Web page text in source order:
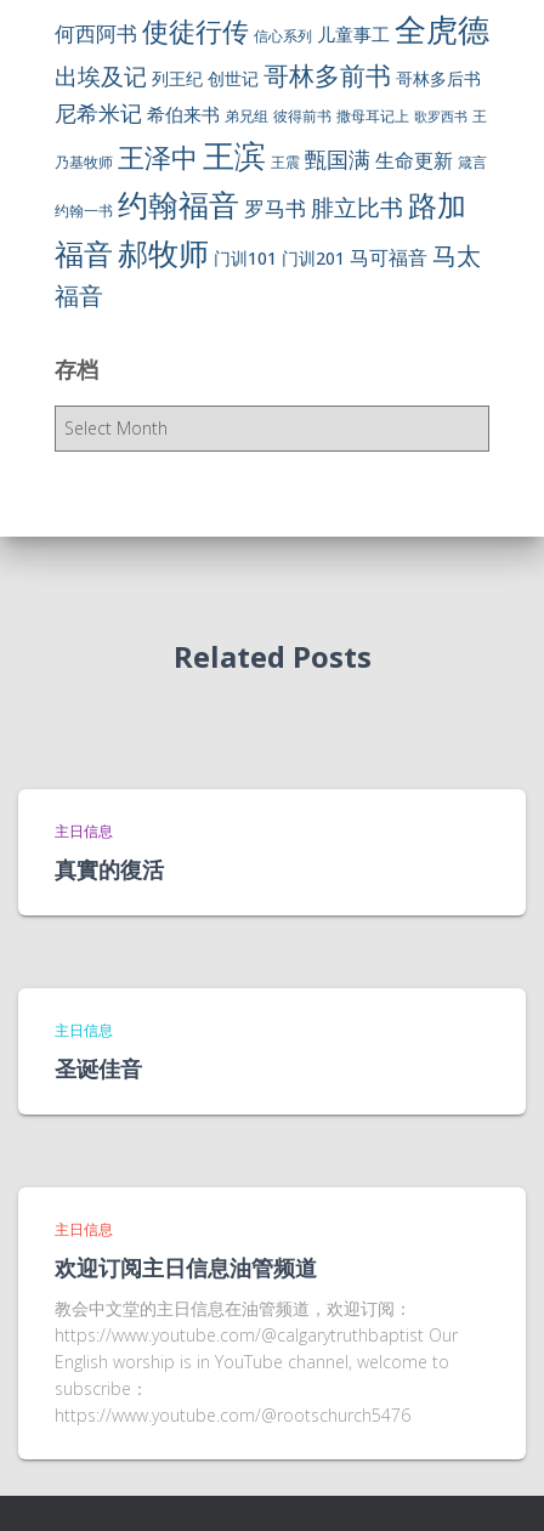
何西阿书 使徒行传 信心系列 儿童事工 全虎德
出埃及记 列王纪 创世记 哥林多前书 哥林多后书
尼希米记 希伯来书 弟兄组 彼得前书 撒母耳记上 歌罗西书 王
乃基牧师 王泽中 王滨 王震 甄国满生命更新 箴言
约翰一书 约翰福音 罗马书 腓立比书 路加
福音郝牧师 门训101 门训201 马可福音马太
福音
存档
存
Related Posts
主日信息
真實的復活
主日信息
圣诞佳音
主日信息
欢迎订阅主日信息油管频道
教会中文堂的主日信息在油管频道，欢迎订阅：
https://www.youtube.com/@calgarytruthbaptist Our
English worship is in YouTube channel, welcome to
subscribe：
https://www.youtube.com/@rootschurch5476